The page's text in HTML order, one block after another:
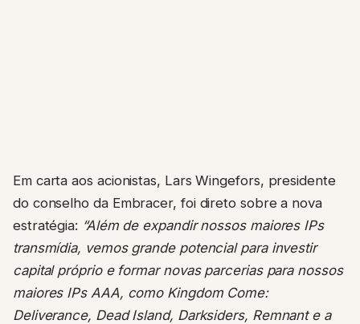
Em carta aos acionistas, Lars Wingefors, presidente
do conselho da Embracer, foi direto sobre a nova
estratégia: “Além de expandir nossos maiores IPs
transmídia, vemos grande potencial para investir
capital próprio e formar novas parcerias para nossos
maiores IPs AAA, como Kingdom Come:
Deliverance, Dead Island, Darksiders, Remnant e a